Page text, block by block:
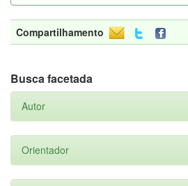
Compartilhamento
Busca facetada
Autor
Orientador